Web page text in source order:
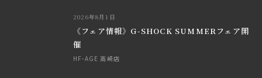
2026年8月1日
《フェア情報》G-SHOCK SUMMERフェア開
催
HF-AGE 高崎店